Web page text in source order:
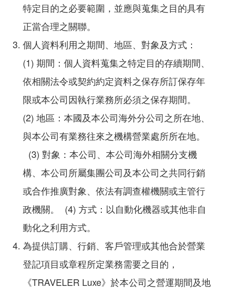
特定目的之必要範圍，並應與蒐集之目的具有
正當合理之關聯。
個人資料利用之期間、地區、對象及方式：
(1) 期間：個人資料蒐集之特定目的存續期間、
依相關法令或契約約定資料之保存所訂保存年
限或本公司因執行業務所必須之保存期間。
(2) 地區：本國及本公司海外分公司之所在地、
與本公司有業務往來之機構營業處所所在地。
(3) 對象：本公司、本公司海外相關分支機
構、本公司所屬集團公司及本公司之共同行銷
或合作推廣對象、依法有調查權機關或主管行
政機關。 (4) 方式：以自動化機器或其他非自
動化之利用方式。
為提供訂購、行銷、客戶管理或其他合於營業
登記項目或章程所定業務需要之目的，
《TRAVELER Luxe》於本公司之營運期間及地